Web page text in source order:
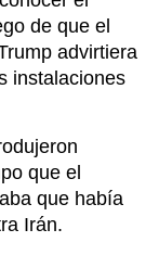
de que el
advirtiera
instalaciones
que el
que había
Irán.